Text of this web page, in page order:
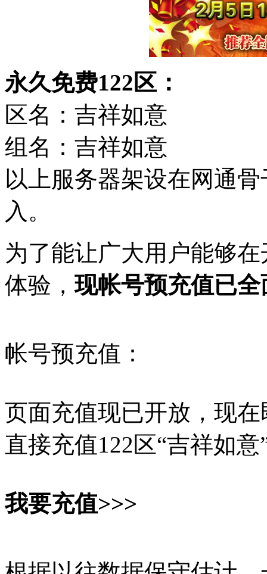
永久免费122区：
区名：吉祥如意
组名：吉祥如意
以上服务器架设在网通
入。
为了能让广大用户能够
体验，现帐号预充值已全
帐号预充值：
页面充值现已开放，现在
直接充值122区“吉祥如
我要充值>>>